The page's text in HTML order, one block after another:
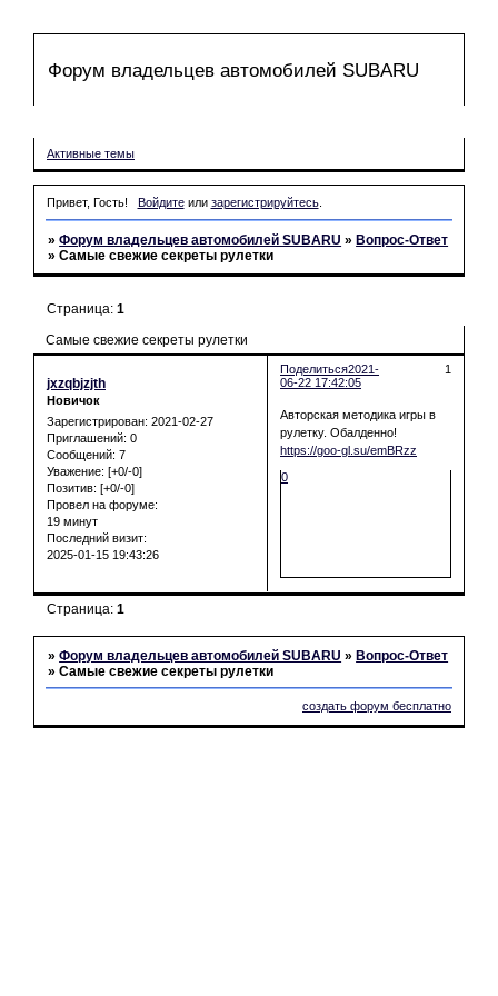
Форум владельцев автомобилей SUBARU
Активные темы
Привет, Гость! Войдитеили зарегистрируйтесь.
»Форум владельцев автомобилей SUBARU »Вопрос-Ответ
»Самые свежие секреты рулетки
Самые свежие секреты рулетки
Страница:1
Поделиться 1
2021-
06-22 17:42:05
jxzqbjzjth
Новичок
Зарегистрирован: 2021-02-27
Приглашений: 0
Сообщений: 7
Уважение: [+0/-0]
Позитив: [+0/-0]
Провел на форуме:
19 минут
Последний визит:
2025-01-15 19:43:26
Авторская методика игры в
рулетку. Обалденно!
https://goo-gl.su/emBRzz
0
Страница:1
»Форум владельцев автомобилей SUBARU »Вопрос-Ответ
»Самые свежие секреты рулетки
создать форум бесплатно